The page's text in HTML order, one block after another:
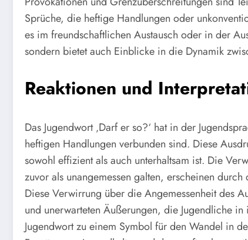
Sprüche, die heftige Handlungen oder
es im freundschaftlichen Austausch oder in der
sondern bietet auch Einblicke in die Dynamik
Reaktionen und
Das Jugendwort ‚Darf er so?‘ hat in der
heftigen Handlungen verbunden sind. Diese
sowohl effizient als auch unterhaltsam ist. Die
zuvor als unangemessen galten, erscheinen
Diese Verwirrung über die Angemessenheit des
und unerwarteten Äußerungen, die Jugendliche
Jugendwort zu einem Symbol für den Wandel in